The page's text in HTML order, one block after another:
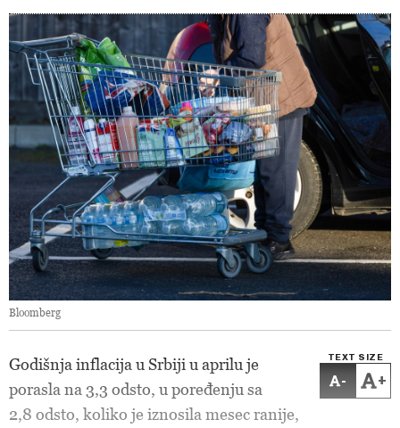
Bloomberg
TEXT SIZE
- +
Godišnja inflacija u Srbiji u aprilu je
porasla na 3,3 odsto, u poređenju sa
2,8 odsto, koliko je iznosila mesec ranije,